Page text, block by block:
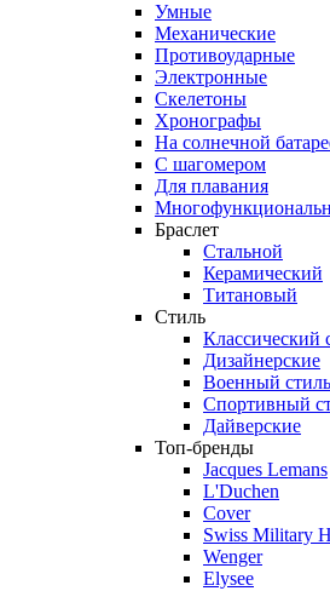
Умные
Механические
Противоударные
Электронные
Скелетоны
Хронографы
На солнечной
С шагомером
Для плавания
Браслет
Стальной
Керамический
Титановый
Стиль
Классический
Дизайнерские
Военный стиль
Спортивный
Дайверские
Топ-бренды
Jacques Lemans
L'Duchen
Cover
Swiss Military
Wenger
Elysee